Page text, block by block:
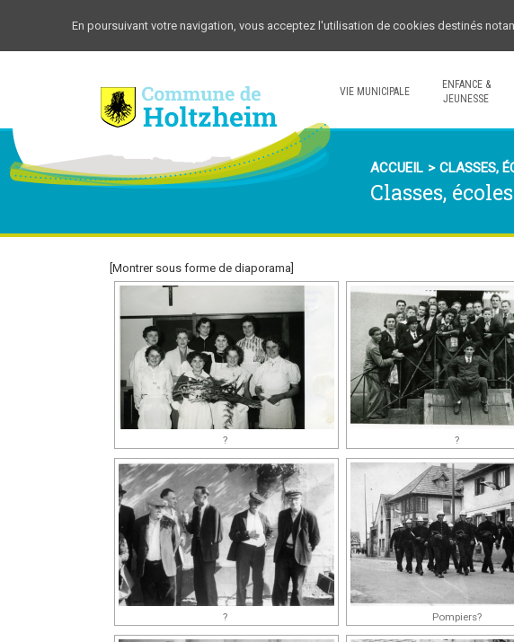
VIE MUNICIPALE
ENFANCE &
JEUNESSE
ACCUEIL > CLASSES,
Classes,
[Montrer sous forme de diaporama]
? ?
? Pompiers?
En poursuivant votre navigation, vous acceptez l'utilisation de cookies destinés